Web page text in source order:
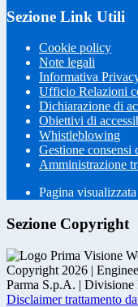
Sezione Link Utili
Cookie policy
Note legali
Informativa
Ufficio Relazioni
Dichiarazione di
Obiettivi di
Whistleblowing
Gestione consensi
Amministrazione
Pagina visualizzata
Sezione Copyright
Copyright 2026 |
Parma S.p.A. |
Disclaimer trattamento